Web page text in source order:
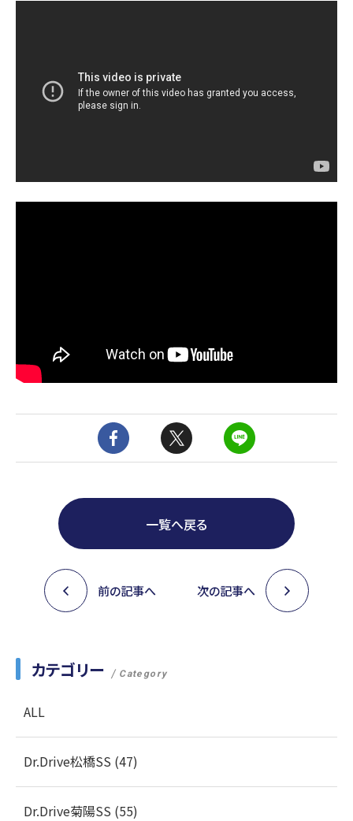
一覧へ戻る
前の記事へ 次の記事へ
カテゴリー Category
ALL
Dr.Drive松橋SS (47)
Dr.Drive菊陽SS (55)